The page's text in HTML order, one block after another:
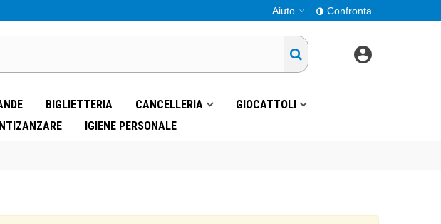
Aiuto Confronta
BIGLIETTERIA CANCELLERIA
GIOCATTOLI
IGIENE PERSONALE